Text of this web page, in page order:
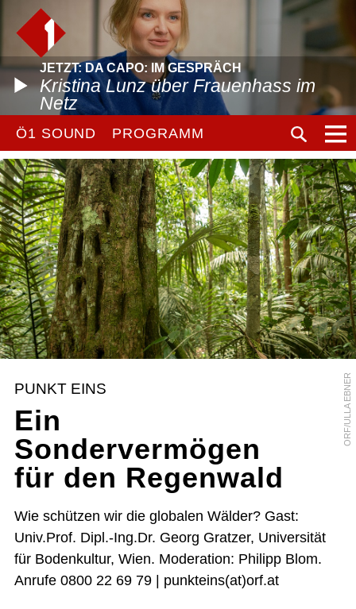
JETZT: DA CAPO: IM GESPRÄCH
Kristina Lunz über Frauenhass im
Netz
Ö1 SOUND PROGRAMM
ORF/ULLA EBNER
PUNKT EINS
Ein
Sondervermögen
für den Regenwald
Wie schützen wir die globalen Wälder? Gast:
Univ.Prof. Dipl.-Ing.Dr. Georg Gratzer, Universität
für Bodenkultur, Wien. Moderation: Philipp Blom.
Anrufe 0800 22 69 79 | punkteins(at)orf.at